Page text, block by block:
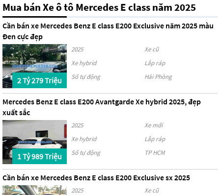
Mua bán Xe ô tô Mercedes E class năm 2025
Cần bán xe Mercedes Benz E class E200 Exclusive năm 2025 màu
Đen cực đẹp
2 Tỷ 279 Triệu
2025
Xe cũ
Xe hybrid
Lắp ráp
Số tự động
Hải Phòng
Mercedes Benz E class E200 Avantgarde Xe hybrid 2025, đẹp
xuất sắc
1 Tỷ 989 Triệu
2025
Xe mới
Xe hybrid
Lắp ráp
Số tự động
TP HCM
Cần bán xe Mercedes Benz E class E200 Exclusive sx 2025
2025
Xe cũ